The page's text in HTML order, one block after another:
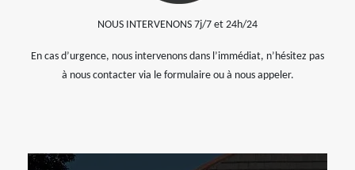
NOUS INTERVENONS 7j/7 et 24h/24
En cas d’urgence, nous intervenons dans l’immédiat, n’hésitez pas
à nous contacter via le formulaire ou à nous appeler.